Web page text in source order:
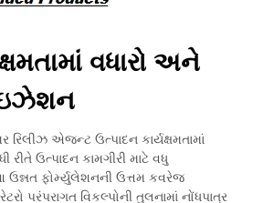
વધારો અને
રિલીઝ એજન્ટ ઉત્પાદન કાર્યક્ષમતામાં
ઉત્પાદન કામગીરી માટે વધુ
ઉન્નત ફોર્મ્યુલેશનની ઉત્તમ કવરેજ
પરંપરાગત વિકલ્પોની તુલનામાં નોંધપાત્ર